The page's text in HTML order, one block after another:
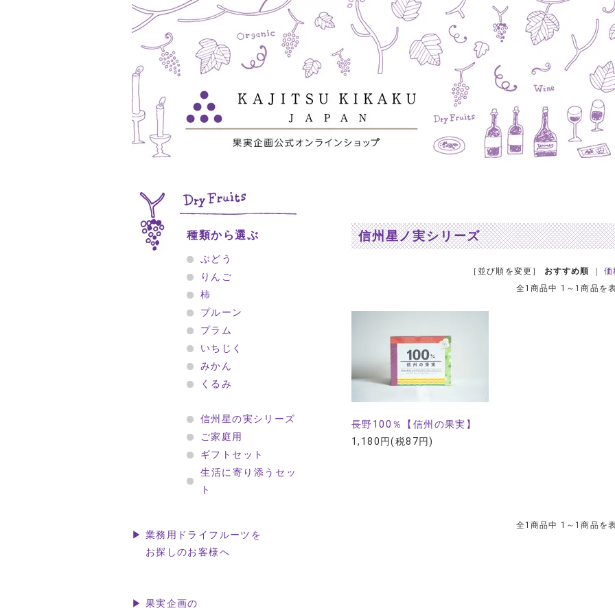
種類から選ぶ
ぶどう
りんご
柿
プルーン
プラム
いちじく
みかん
くるみ
信州星の実シリーズ
ご家庭用
ギフトセット
生活に寄り添うセッ
ト
▶ 業務用ドライフルーツを
お探しのお客様へ
▶ 果実企画の
信州星ノ実シリーズ
［並び順を変更］ おすすめ順 ｜価
全1商品中 1～1商品を
長野100％【信州の果実】
1,180円(税87円)
全1商品中 1～1商品を